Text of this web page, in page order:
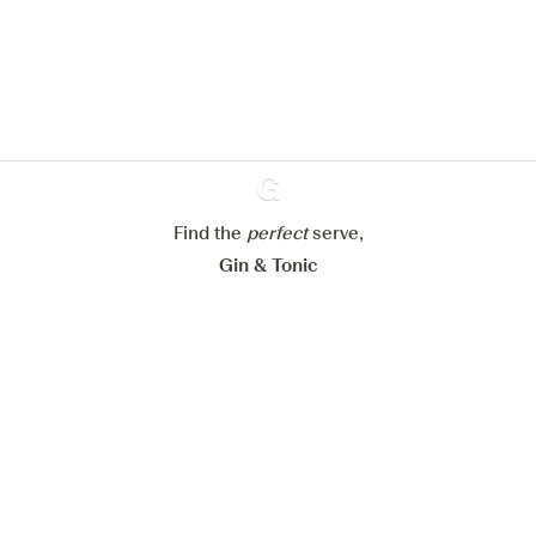
Ginventory
Find the perfectserve,
Gin & Tonic
Paramétrer mes cookies
Refuser tout Accepter tout